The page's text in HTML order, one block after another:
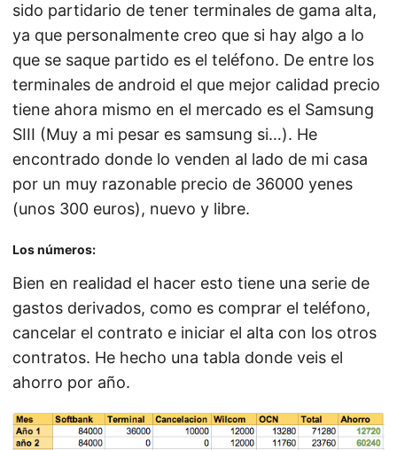
sido partidario de tener terminales de gama alta,
ya que personalmente creo que si hay algo a lo
que se saque partido es el teléfono. De entre los
terminales de android el que mejor calidad precio
tiene ahora mismo en el mercado es el Samsung
SIII (Muy a mi pesar es samsung si…). He
encontrado donde lo venden al lado de mi casa
por un muy razonable precio de 36000 yenes
(unos 300 euros), nuevo y libre.
Los números:
Bien en realidad el hacer esto tiene una serie de
gastos derivados, como es comprar el teléfono,
cancelar el contrato e iniciar el alta con los otros
contratos. He hecho una tabla donde veis el
ahorro por año.